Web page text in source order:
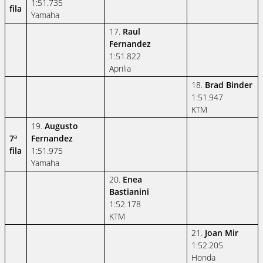
fila
1:51.735
Yamaha
17. Raul
Fernandez
1:51.822
Aprilia
18. Brad Binder
1:51.947
KTM
7ª
fila
19.Augusto
Fernandez
1:51.975
Yamaha
20. Enea
Bastianini
1:52.178
KTM
21. Joan Mir
1:52.205
Honda